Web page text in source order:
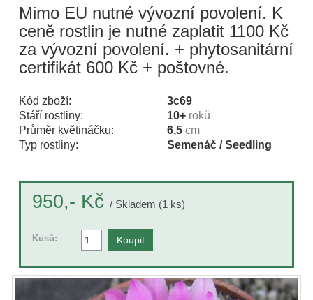
Mimo EU nutné vývozní povolení. K
ceně rostlin je nutné zaplatit 1100 Kč
za vývozní povolení. + phytosanitární
certifikát 600 Kč + poštovné.
Kód zboží:
3c69
Stáří rostliny:
10+ roků
Průměr květináčku:
6,5 cm
Typ rostliny:
Semenáč / Seedling
950,- Kč / Skladem (1 ks)
Kusů: